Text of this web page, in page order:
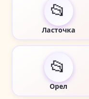
📂
Ласточка
📂
Орел